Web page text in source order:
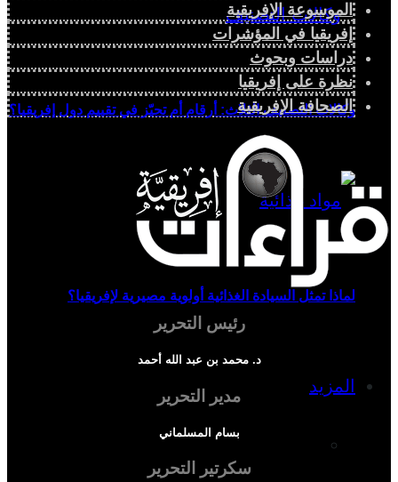
وكالات التصنيف الثلاث: أرقام أم تحيّز في تقييم دول إفريقيا؟
لماذا تمثل السيادة الغذائية أولوية مصيرية لإفريقيا؟
المزيد
إفريقيا في المؤشرات
الموسوعة الإفريقية
إفريقيا في المؤشرات
دراسات وبحوث
نظرة على إفريقيا
الصحافة الإفريقية
رئيس التحرير
د. محمد بن عبد الله أحمد
مدير التحرير
بسام المسلماني
سكرتير التحرير